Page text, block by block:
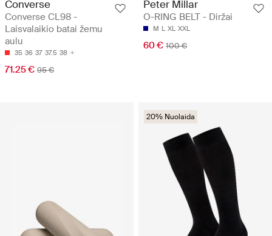
Converse
Converse CL98 -
Laisvalaikio batai žemu
aulu
35 36 37 37.5 38
71.25 € 95 €
Peter Millar
O-RING BELT - Diržai
M L XL XXL
60 € 100 €
20% Nuolaida